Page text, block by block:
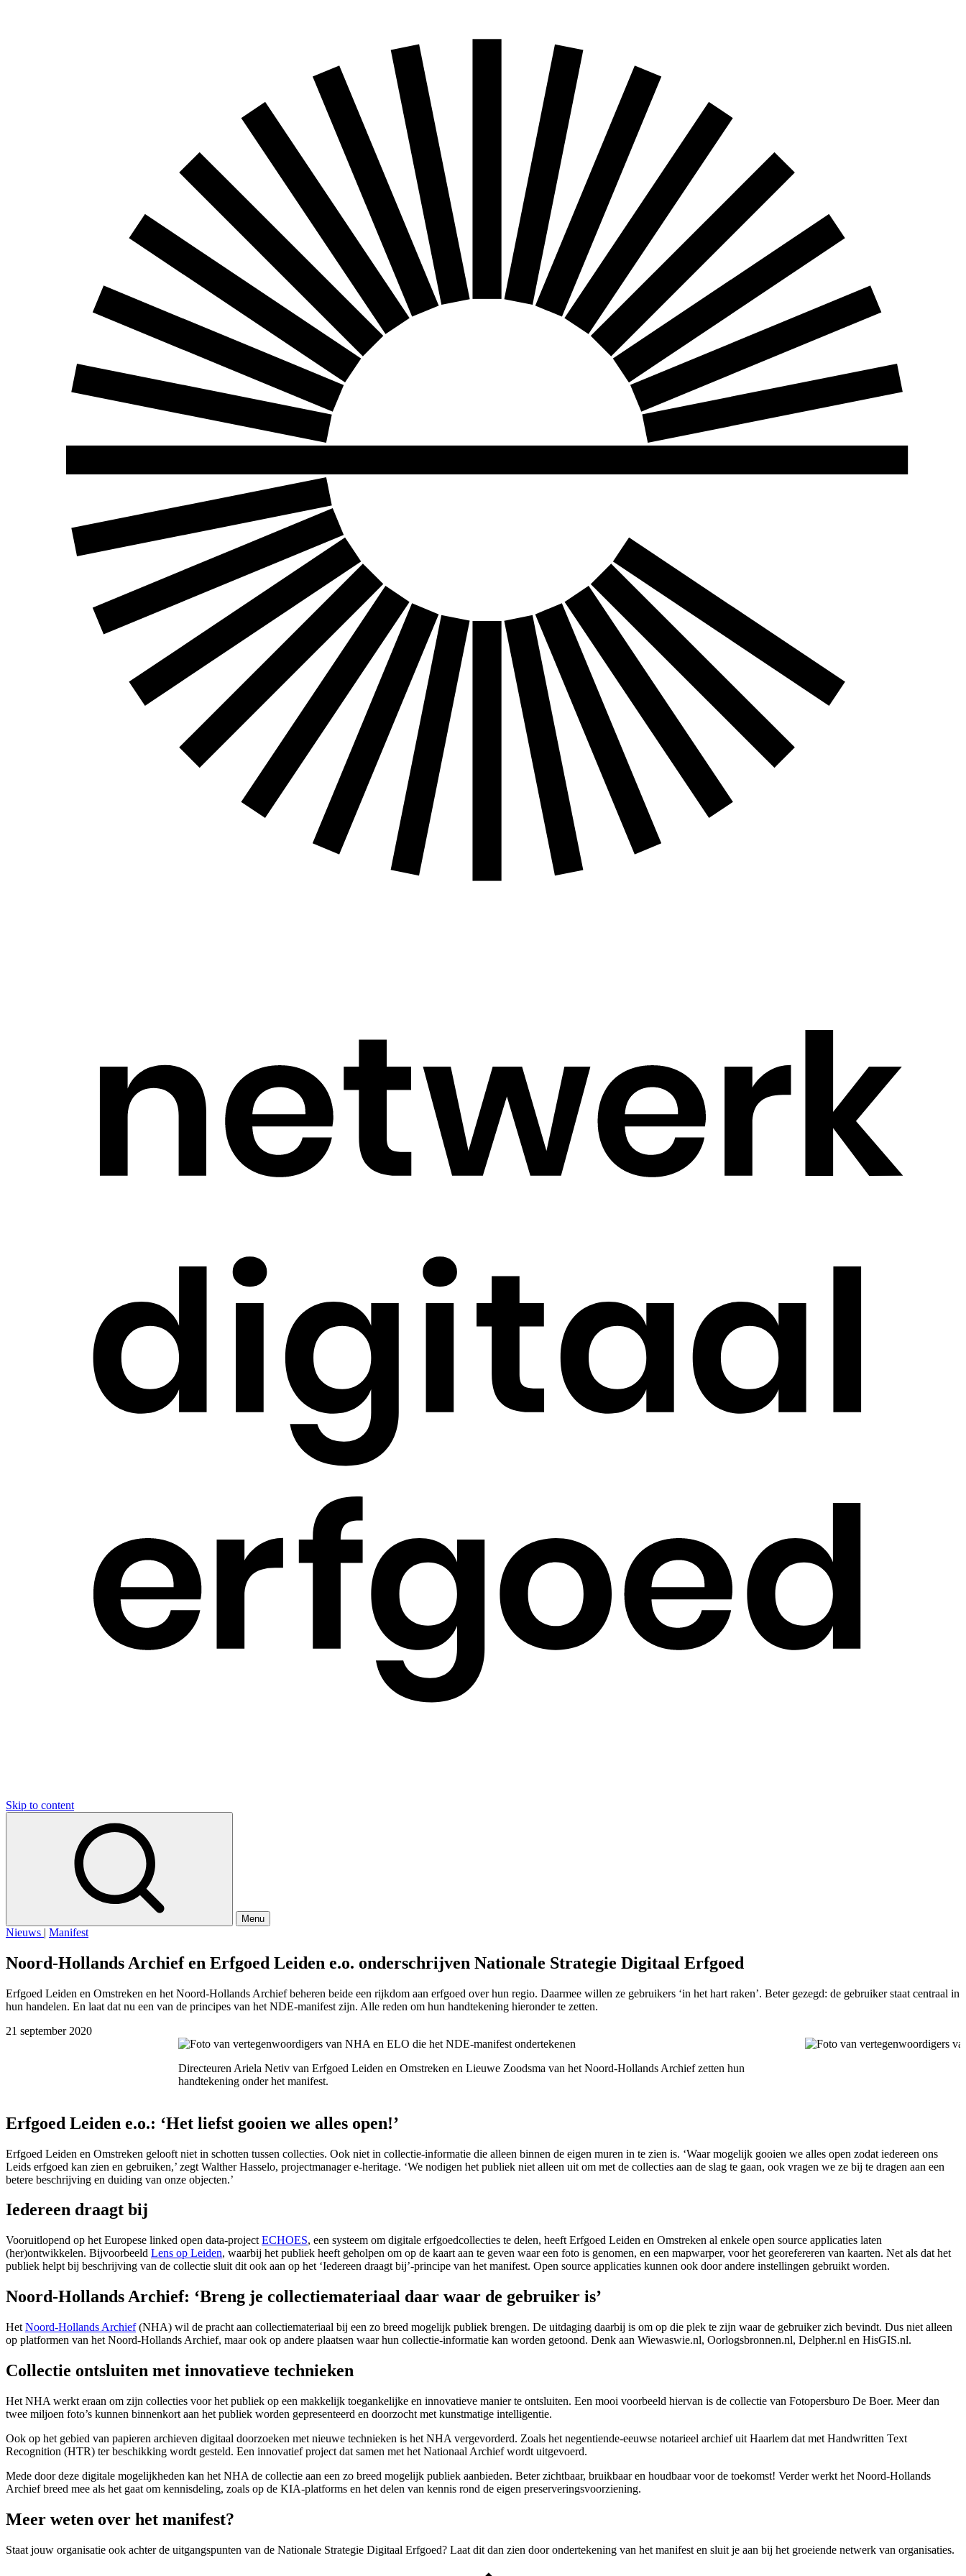
Skip to content
Menu
Nieuws | Manifest
Noord-Hollands Archief en Erfgoed Leiden e.o. onderschrijven Nationale Strategie Digitaal Erfgoed
Erfgoed Leiden en Omstreken en het Noord-Hollands Archief beheren beide een rijkdom aan erfgoed over hun regio. Daarmee willen ze gebruikers ‘in het hart raken’. Beter gezegd: de gebruiker staat centraal in
hun handelen. En laat dat nu een van de principes van het NDE-manifest zijn. Alle reden om hun handtekening hieronder te zetten.
21 september 2020
Directeuren Ariela Netiv van Erfgoed Leiden en Omstreken en Lieuwe Zoodsma van het Noord-Hollands Archief zetten hun
handtekening onder het manifest.
Erfgoed Leiden e.o.: ‘Het liefst gooien we alles open!’
Erfgoed Leiden en Omstreken gelooft niet in schotten tussen collecties. Ook niet in collectie-informatie die alleen binnen de eigen muren in te zien is. ‘Waar mogelijk gooien we alles open zodat iedereen ons
Leids erfgoed kan zien en gebruiken,’ zegt Walther Hasselo, projectmanager e-heritage. ‘We nodigen het publiek niet alleen uit om met de collecties aan de slag te gaan, ook vragen we ze bij te dragen aan een
betere beschrijving en duiding van onze objecten.’
Iedereen draagt bij
Vooruitlopend op het Europese linked open data-project ECHOES, een systeem om digitale erfgoedcollecties te delen, heeft Erfgoed Leiden en Omstreken al enkele open source applicaties laten
(her)ontwikkelen. Bijvoorbeeld Lens op Leiden, waarbij het publiek heeft geholpen om op de kaart aan te geven waar een foto is genomen, en een mapwarper, voor het georefereren van kaarten. Net als dat het
publiek helpt bij beschrijving van de collectie sluit dit ook aan op het ‘Iedereen draagt bij’-principe van het manifest. Open source applicaties kunnen ook door andere instellingen gebruikt worden.
Noord-Hollands Archief: ‘Breng je collectiemateriaal daar waar de gebruiker is’
Het Noord-Hollands Archief(NHA) wil de pracht aan collectiemateriaal bij een zo breed mogelijk publiek brengen. De uitdaging daarbij is om op die plek te zijn waar de gebruiker zich bevindt. Dus niet alleen
op platformen van het Noord-Hollands Archief, maar ook op andere plaatsen waar hun collectie-informatie kan worden getoond. Denk aan Wiewaswie.nl, Oorlogsbronnen.nl, Delpher.nl en HisGIS.nl.
Collectie ontsluiten met innovatieve technieken
Het NHA werkt eraan om zijn collecties voor het publiek op een makkelijk toegankelijke en innovatieve manier te ontsluiten. Een mooi voorbeeld hiervan is de collectie van Fotopersburo De Boer. Meer dan
twee miljoen foto’s kunnen binnenkort aan het publiek worden gepresenteerd en doorzocht met kunstmatige intelligentie.
Ook op het gebied van papieren archieven digitaal doorzoeken met nieuwe technieken is het NHA vergevorderd. Zoals het negentiende-eeuwse notarieel archief uit Haarlem dat met Handwritten Text
Recognition (HTR) ter beschikking wordt gesteld. Een innovatief project dat samen met het Nationaal Archief wordt uitgevoerd.
Mede door deze digitale mogelijkheden kan het NHA de collectie aan een zo breed mogelijk publiek aanbieden. Beter zichtbaar, bruikbaar en houdbaar voor de toekomst! Verder werkt het Noord-Hollands
Archief breed mee als het gaat om kennisdeling, zoals op de KIA-platforms en het delen van kennis rond de eigen preserveringsvoorziening.
Meer weten over het manifest?
Staat jouw organisatie ook achter de uitgangspunten van de Nationale Strategie Digitaal Erfgoed? Laat dit dan zien door ondertekening van het manifest en sluit je aan bij het groeiende netwerk van organisaties.